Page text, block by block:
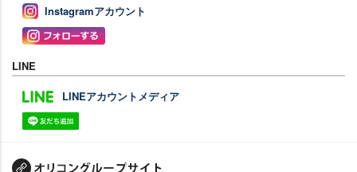
Instagramアカウント
LINE
LINEアカウントメディア